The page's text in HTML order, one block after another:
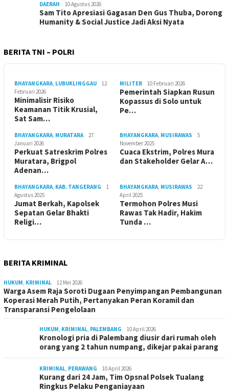
DAERAH 10 Agustus 2026
Sam Tito Apresiasi Gagasan Den Gus Thuba, Dorong
Humanity & Social Justice Jadi Aksi Nyata
BERITA TNI – POLRI
BHAYANGKARA, LUBUKLINGGAU
12
Februari 2026
Minimalisir Risiko
Keamanan Titik Krusial,
Sat Sam…
MILITER 10 Februari 2026
Pemerintah Siapkan Rusun
Kopassus di Solo untuk
Pe…
BHAYANGKARA, MURATARA
27
Januari 2026
Perkuat Satreskrim Polres
Muratara, Brigpol
Adenan…
BHAYANGKARA, MUSIRAWAS
5
November 2025
Cuaca Ekstrim, Polres Mura
dan Stakeholder Gelar A…
BHAYANGKARA, KAB. TANGERANG
1
Agustus 2025
Jumat Berkah, Kapolsek
Sepatan Gelar Bhakti
Religi…
BHAYANGKARA, MUSIRAWAS
22
April 2025
Termohon Polres Musi
Rawas Tak Hadir, Hakim
Tunda …
BERITA KRIMINAL
HUKUM, KRIMINAL 12 Mei 2026
Warga Asem Raja Soroti Dugaan Penyimpangan Pembangunan
Koperasi Merah Putih, Pertanyakan Peran Koramil dan
Transparansi Pengelolaan
HUKUM, KRIMINAL, PALEMBANG 10 April 2026
Kronologi pria di Palembang diusir dari rumah oleh
orang yang 2 tahun numpang, dikejar pakai parang
KRIMINAL, PERAWANG 10 April 2026
Kurang dari 24 Jam, Tim Opsnal Polsek Tualang
Ringkus Pelaku Penganiayaan